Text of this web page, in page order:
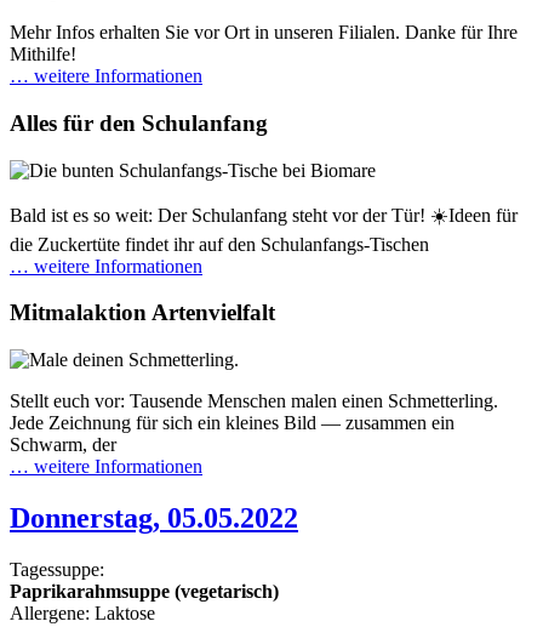
Mehr Infos erhalten Sie vor Ort in unseren Filialen. Danke für Ihre
Mithilfe!
… weitere Informationen
Alles für den Schulanfang
Bald ist es so weit: Der Schulanfang steht vor der Tür! ☀️Ideen für
die Zuckertüte findet ihr auf den Schulanfangs-Tischen
… weitere Informationen
Mitmalaktion Artenvielfalt
Stellt euch vor: Tausende Menschen malen einen Schmetterling.
Jede Zeichnung für sich ein kleines Bild — zusammen ein
Schwarm, der
… weitere Informationen
Donnerstag, 05.05.2022
Tagessuppe:
Paprikarahmsuppe (vegetarisch)
Allergene: Laktose